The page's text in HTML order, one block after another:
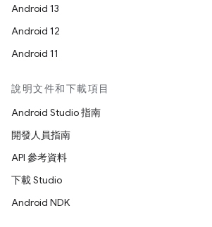
Android 13
Android 12
Android 11
說明文件和下載項目
Android Studio 指南
開發人員指南
API 參考資料
下載 Studio
Android NDK